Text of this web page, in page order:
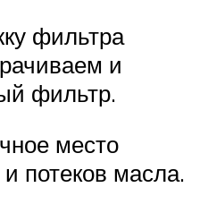
фильтра
и
фильтр.
место
потеков масла.